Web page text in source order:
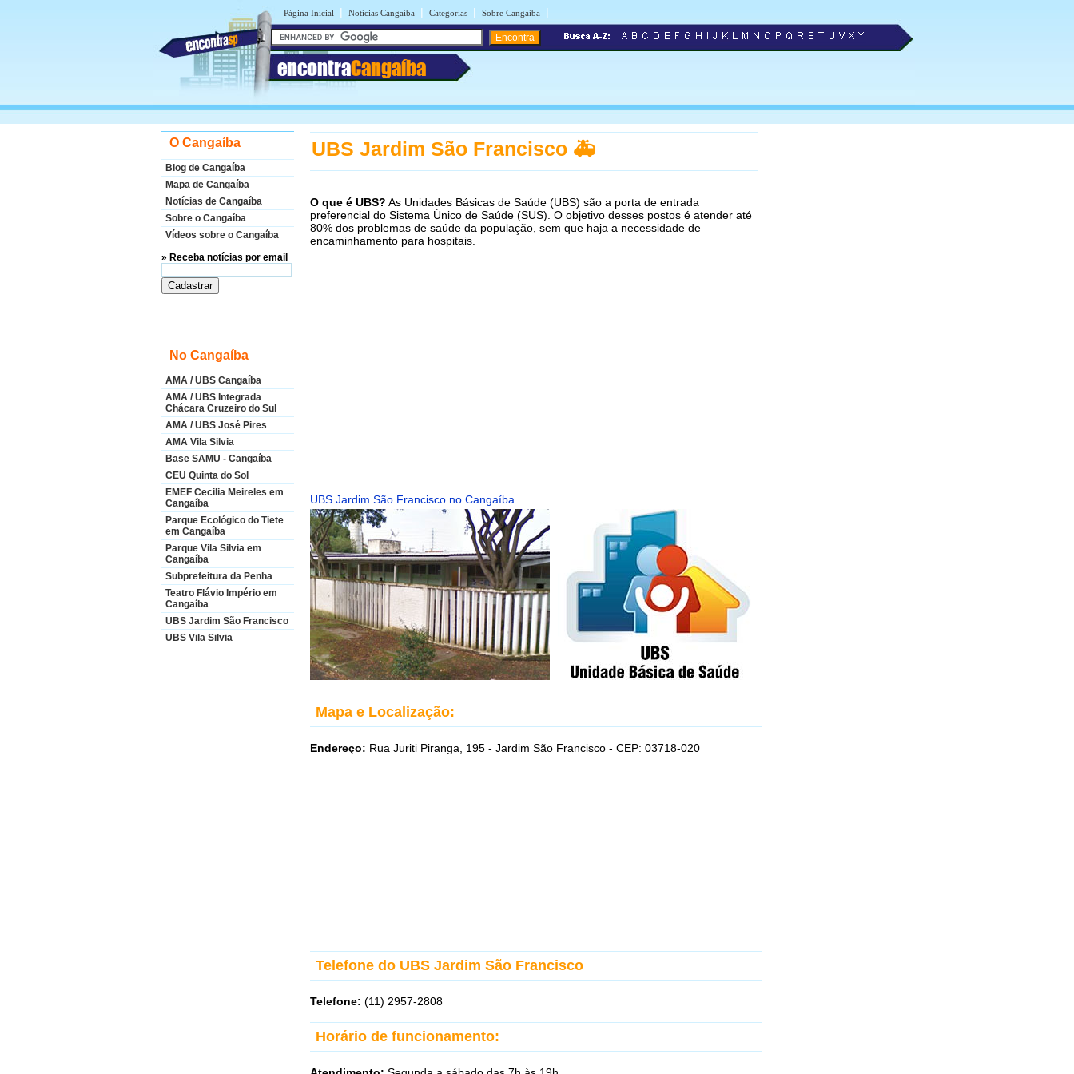
Página Inicial | Notícias Cangaíba | Categorias | Sobre Cangaíba |
encontraCangaíba
O Cangaíba
Blog de Cangaíba
Mapa de Cangaíba
Notícias de Cangaíba
Sobre o Cangaíba
Vídeos sobre o Cangaíba
» Receba notícias por email
No Cangaíba
AMA / UBS Cangaíba
AMA / UBS Integrada
Chácara Cruzeiro do Sul
AMA / UBS José Pires
AMA Vila Silvia
Base SAMU - Cangaíba
CEU Quinta do Sol
EMEF Cecilia Meireles em
Cangaíba
Parque Ecológico do Tiete
em Cangaíba
Parque Vila Silvia em
Cangaíba
Subprefeitura da Penha
Teatro Flávio Império em
Cangaíba
UBS Jardim São Francisco
UBS Vila Silvia
UBS Jardim São Francisco 🚑
O que é UBS? As Unidades Básicas de Saúde (UBS) são a porta de entrada
preferencial do Sistema Único de Saúde (SUS). O objetivo desses postos é atender até
80% dos problemas de saúde da população, sem que haja a necessidade de
encaminhamento para hospitais.
UBS Jardim São Francisco no Cangaíba
Mapa e Localização:
Endereço: Rua Juriti Piranga, 195 - Jardim São Francisco - CEP: 03718-020
Telefone do UBS Jardim São Francisco
Telefone: (11) 2957-2808
Horário de funcionamento: